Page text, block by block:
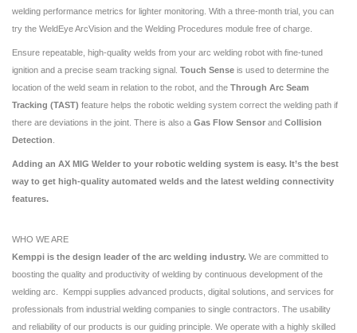
welding performance metrics for lighter monitoring. With a three-month trial, you can
try the WeldEye ArcVision and the Welding Procedures module free of charge.
Ensure repeatable, high-quality welds from your arc welding robot with fine-tuned
ignition and a precise seam tracking signal. Touch Sense is used to determine the
location of the weld seam in relation to the robot, and the Through Arc Seam
Tracking (TAST) feature helps the robotic welding system correct the welding path if
there are deviations in the joint. There is also a Gas Flow Sensor and Collision
Detection
Adding an AX MIG Welder to your robotic welding system is easy. It’s the best
way to get high-quality automated welds and the latest welding connectivity
features.
WHO WE ARE
Kemppi is the design leader of the arc welding industry. We are committed to
boosting the quality and productivity of welding by continuous development of the
welding arc. Kemppi supplies advanced products, digital solutions, and services for
professionals from industrial welding companies to single contractors. The usability
and reliability of our products is our guiding principle. We operate with a highly skilled